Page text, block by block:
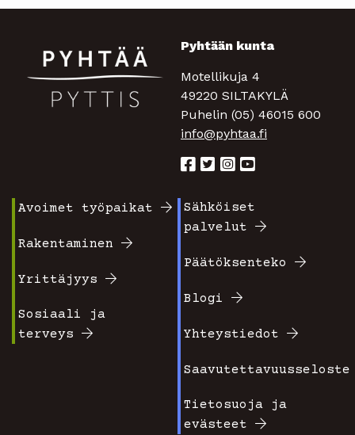
Pyhtään kunta
Motellikuja 4
49220 SILTAKYLÄ
Puhelin (05) 46015 600
info@pyhtaa.fi
valikko
1
Avoimet työpaikat
Rakentaminen
Yrittäjyys
Sosiaali ja
terveys
Footer
2
Sähköiset
palvelut
Päätöksenteko
Blogi
Yhteystiedot
Saavutettavuusseloste
Tietosuoja ja
evästeet